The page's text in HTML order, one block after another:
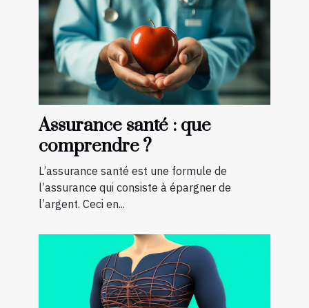
Assurance santé : que
comprendre ?
L’assurance santé est une formule de
l’assurance qui consiste à épargner de
l’argent. Ceci en...